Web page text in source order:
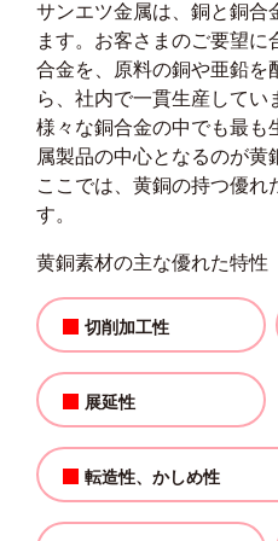
サンエツ金属は、銅と銅合
ます。お客さまのご要望に
合金を、原料の銅や亜鉛を
ら、社内で一貫生産してい
様々な銅合金の中でも最も
属製品の中心となるのが黄
ここでは、黄銅の持つ優れ
す。
黄銅素材の主な優れた特性
切削加工性
展延性
転造性、かしめ性